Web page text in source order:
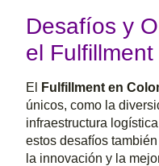
Desafíos y
el
El Fulfillment en
únicos, como la
infraestructura
estos desafíos
la innovación y la